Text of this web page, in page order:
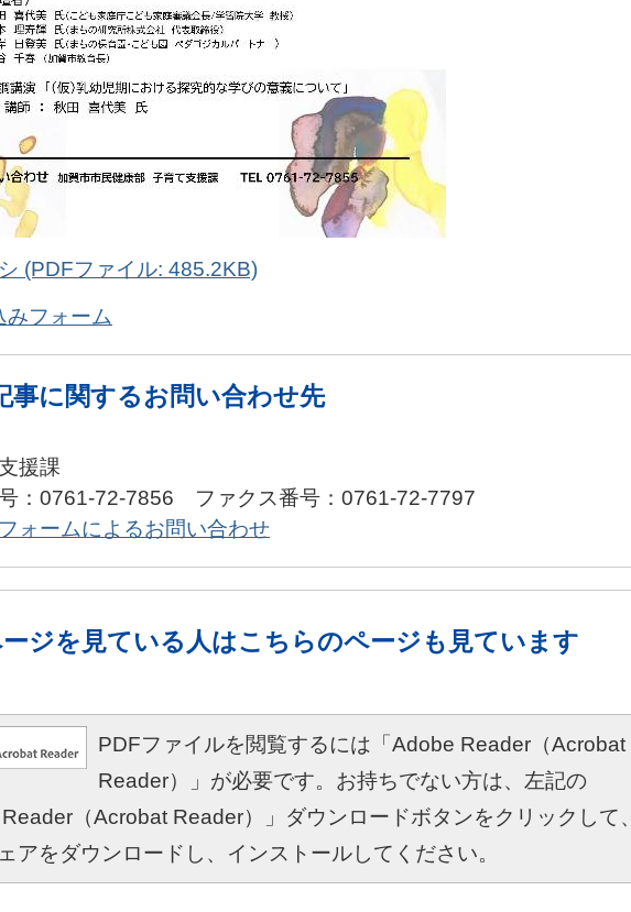
(PDFファイル: 485.2KB)
みフォーム
事に関するお問い合わせ先
援課
：0761-72-7856 ファクス番号：0761-72-7797
ォームによるお問い合わせ
ジを見ている人はこちらのページも見ています
PDFファイルを閲覧するには「Adobe Reader（Acrobat
Reader）」が必要です。お持ちでない方は、左記の
Reader（Acrobat Reader）」ダウンロードボタンをクリックして、
アをダウンロードし、インストールしてください。